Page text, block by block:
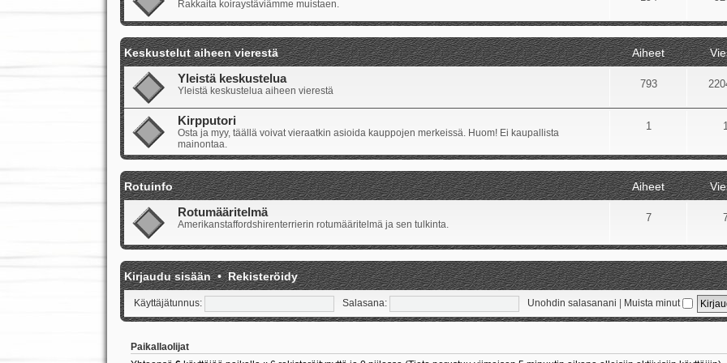
Rakkaita koiraystäviämme muistaen.
Keskustelut aiheen vierestä Aiheet
Yleistä keskustelua
Yleistä keskustelua aiheen vierestä
793
Kirpputori
Osta ja myy, täällä voivat vieraatkin asioida kauppojen merkeissä. Huom! Ei kaupallista
mainontaa.
1 1
Rotuinfo Aiheet
Rotumääritelmä
Amerikanstaffordshirenterrierin rotumääritelmä ja sen tulkinta.
7
Kirjaudu sisään•Rekisteröidy
Käyttäjätunnus: Salasana: Unohdin salasanani Muista minut
Paikallaolijat